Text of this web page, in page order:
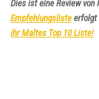
Dies ist eine Review von
Empfehlungsliste erfolgt
ihr Maltes Top 10 Liste!